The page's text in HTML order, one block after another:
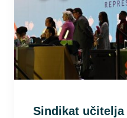
Sindikat učitelja